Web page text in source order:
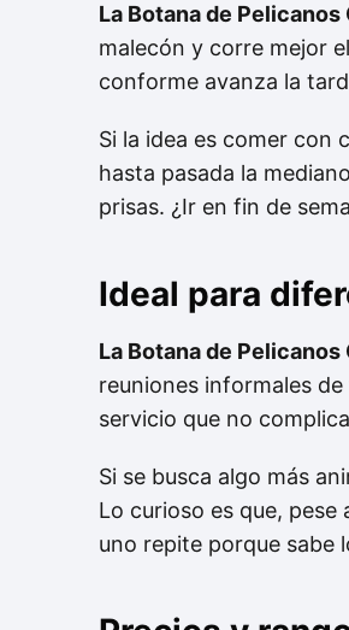
La Botana de Pelicanos
malecón y corre mejor
conforme avanza la
Si la idea es comer con
hasta pasada la
prisas. ¿Ir en fin de
Ideal para
La Botana de Pelicanos
reuniones informales
servicio que no
Si se busca algo más
Lo curioso es que,
uno repite porque sabe